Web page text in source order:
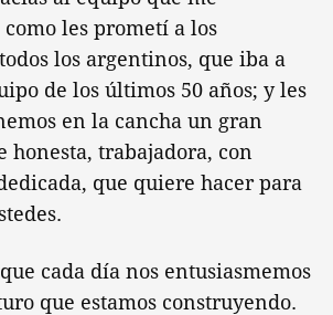
les prometí a los
los argentinos, que iba a
de los últimos 50 años; y les
en la cancha un gran
honesta, trabajadora, con
que quiere hacer para
cada día nos entusiasmemos
que estamos construyendo.